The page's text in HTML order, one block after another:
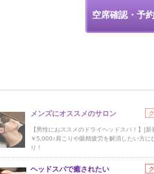
空席確認・予
メンズにオススメのサロン
【男性におススメのドライヘッドスパ！】[新
￥5,000♪肩こりや眼精疲労を解消したい方に
り！
ヘッドスパで癒されたい